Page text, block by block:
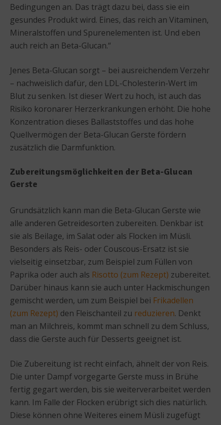
Bedingungen an. Das trägt dazu bei, dass sie ein
gesundes Produkt wird. Eines, das reich an Vitaminen,
Mineralstoffen und Spurenelementen ist. Und eben
auch reich an Beta-Glucan.“
Jenes Beta-Glucan sorgt – bei ausreichendem Verzehr
– nachweislich dafür, den LDL-Cholesterin-Wert im
Blut zu senken. Ist dieser Wert zu hoch, ist auch das
Risiko koronarer Herzerkrankungen erhöht. Die hohe
Konzentration dieses Ballaststoffes und das hohe
Quellvermögen der Beta-Glucan Gerste fördern
zusätzlich die Darmfunktion.
Zubereitungsmöglichkeiten der Beta-Glucan
Gerste
Grundsätzlich kann man die Beta-Glucan Gerste wie
alle anderen Getreidesorten zubereiten. Denkbar ist
sie als Beilage, im Salat oder als Flocken im Müsli.
Besonders als Reis- oder Couscous-Ersatz ist sie
vielseitig einsetzbar, zum Beispiel zum Füllen von
Paprika oder auch als Risotto (zum Rezept) zubereitet.
Darüber hinaus kann sie auch unter Hackmischungen
gemischt werden, um zum Beispiel bei Frikadellen
(zum Rezept) den Fleischanteil zu reduzieren. Denkt
man an Milchreis, kommt man schnell zu dem Schluss,
dass die Gerste auch für Desserts geeignet ist.
Die Zubereitung ist recht einfach, ähnelt der von Reis.
Die unter Dampf vorgegarte Gerste muss in Brühe
fertig gegart werden, bis sie weiterverarbeitet werden
kann. Im Falle der Flocken erübrigt sich dies natürlich.
Diese können ohne Weiteres einem Müsli zugefügt